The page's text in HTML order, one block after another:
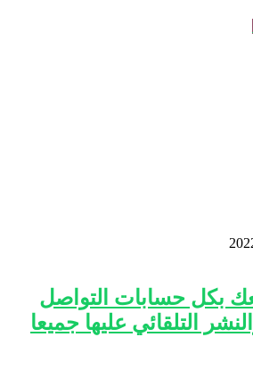
بكل حسابات التواصل
التلقائي عليها جميعا